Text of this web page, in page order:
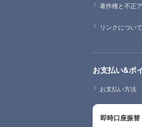
著作権と不正
リンクについて
お支払い&ポ
お支払い方法
即時口座振替